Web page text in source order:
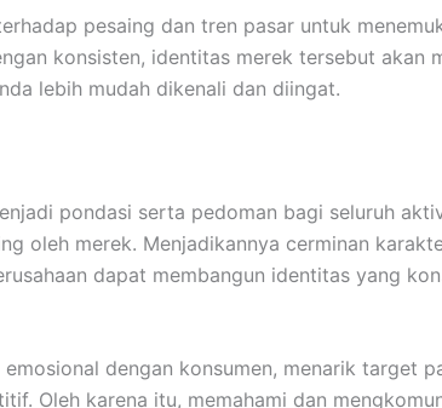
pesaing dan tren pasar untuk
konsisten, identitas merek tersebut akan
lebih mudah dikenali dan diingat.
pondasi serta pedoman bagi seluruh
oleh merek. Menjadikannya cerminan
dapat membangun identitas yang
dengan konsumen, menarik target
Oleh karena itu, memahami dan